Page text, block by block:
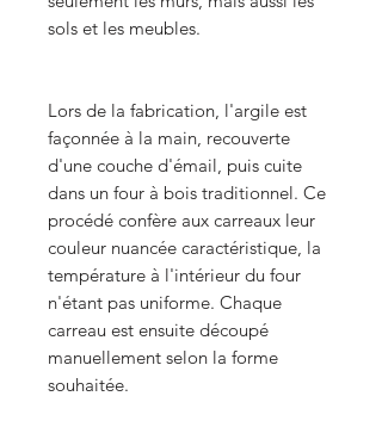
sols et les meubles.
Lors de la fabrication, l'argile est
façonnée à la main, recouverte
d'une couche d'émail, puis cuite
dans un four à bois traditionnel. Ce
procédé confère aux carreaux leur
couleur nuancée caractéristique, la
température à l'intérieur du four
n'étant pas uniforme. Chaque
carreau est ensuite découpé
manuellement selon la forme
souhaitée.